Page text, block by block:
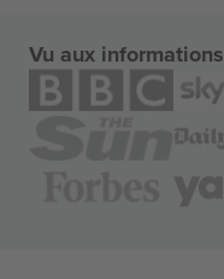
Vu aux informations